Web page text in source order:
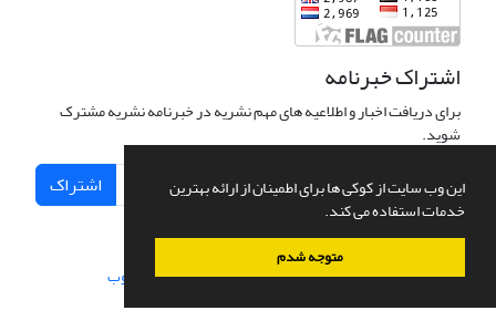
این وب سایت از کوکی ها برای اطمینان از ارائه بهترین
خدمات استفاده می کند.
متوجه شدم
اشتراک خبرنامه
برای دریافت اخبار و اطلاعیه های مهم نشریه در خبرنامه نشریه مشترک
شوید.
اشتراک
سامانه مدیریت نشریات علمی.طراحی و پیاده سازی از سیناوب